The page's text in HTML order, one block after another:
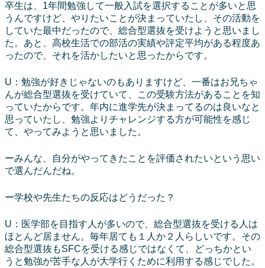
卒生は、1年間勉強して一般入試を選択することが多いと思
うんですけど、やりたいことが決まっていたし、その活動を
していた最中だったので、総合型選抜を受けようと思いまし
た。あと、高校生活での部活の実績や評定平均がある程度あ
ったので、それを活かしたいと思ったからです。
U：勉強が好きじゃないのもありますけど、一番はお兄ちゃ
んが総合型選抜を受けていて、この受験方法があることを知
っていたからです。年内に進学先が決まってるのは良いなと
思っていたし、勉強よりチャレンジする方が可能性を感じ
て、やってみようと思いました。
ーみんな、自分がやってきたことを評価されたいという思い
で選んだんだね。
ー学校や先生たちの反応はどうだった？
U：医学部を目指す人が多いので、総合型選抜を受ける人は
ほとんど居ません。毎年居ても１人か２人らしいです。その
総合型選抜もSFCを受ける感じではなくて、どっちかとい
うと勉強が苦手な人が大学行くために利用する感じでした。